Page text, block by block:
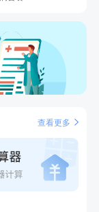
肝片）1.02g*120片
查看更多